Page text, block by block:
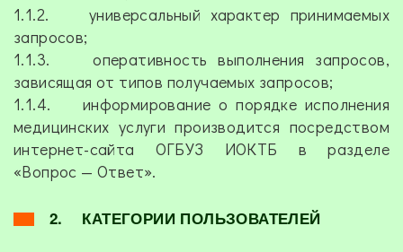
1.1.2. универсальный характер принимаемых
запросов;
1.1.3. оперативность выполнения запросов,
зависящая от типов получаемых запросов;
1.1.4. информирование о порядке исполнения
медицинских услуги производится посредством
интернет-сайта ОГБУЗ ИОКТБ в разделе
«Вопрос — Ответ».
2. КАТЕГОРИИ ПОЛЬЗОВАТЕЛЕЙ